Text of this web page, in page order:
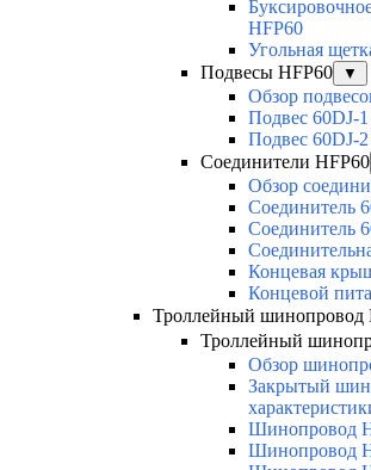
HFP60
Угольная
Подвесы HFP60
▼
Обзор
Подвес 60DJ-1
Подвес 60DJ-2
Соединители HFP60
Обзор
Соединитель
Соединитель
Концевая
Концевой
Троллейный шинопровод
Троллейный
Обзор
Закрытый
Шинопровод
Шинопровод